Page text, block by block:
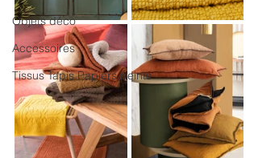
Objets déco
Accessoires
Tissus Tapis Papiers peints